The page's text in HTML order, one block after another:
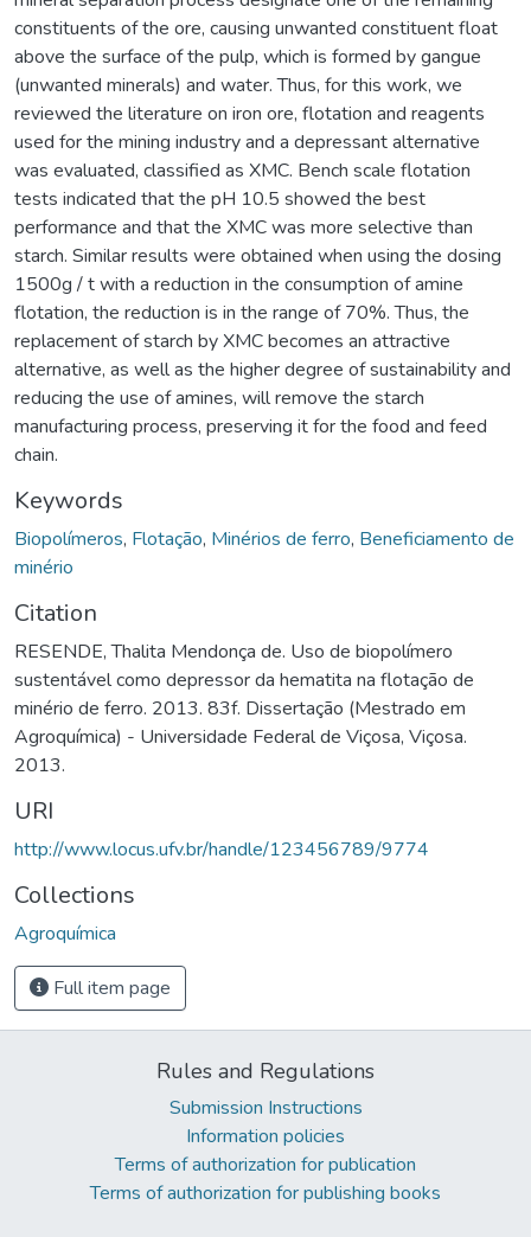
constituents of the ore, causing unwanted constituent float
above the surface of the pulp, which is formed by gangue
(unwanted minerals) and water. Thus, for this work, we
reviewed the literature on iron ore, flotation and reagents
used for the mining industry and a depressant alternative
was evaluated, classified as XMC. Bench scale flotation
tests indicated that the pH 10.5 showed the best
performance and that the XMC was more selective than
starch. Similar results were obtained when using the dosing
1500g / t with a reduction in the consumption of amine
flotation, the reduction is in the range of 70%. Thus, the
replacement of starch by XMC becomes an attractive
alternative, as well as the higher degree of sustainability and
reducing the use of amines, will remove the starch
manufacturing process, preserving it for the food and feed
chain.
Keywords
Biopolímeros, Flotação, Minérios de ferro, Beneficiamento de
minério
Citation
RESENDE, Thalita Mendonça de. Uso de biopolímero
sustentável como depressor da hematita na flotação de
minério de ferro. 2013. 83f. Dissertação (Mestrado em
Agroquímica) - Universidade Federal de Viçosa, Viçosa.
2013.
URI
http://www.locus.ufv.br/handle/123456789/9774
Collections
Agroquímica
Full item page
Rules and Regulations
Submission Instructions
Information policies
Terms of authorization for publication
Terms of authorization for publishing books